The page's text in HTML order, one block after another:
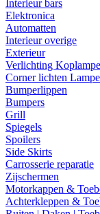
Interieur bars
Elektronica
Automatten
Interieur overige
Exterieur
Verlichting
Corner lichten
Bumperlippen
Bumpers
Grill
Spiegels
Spoilers
Side Skirts
Carrosserie reparatie
Zijschermen
Motorkappen &
Achterkleppen &